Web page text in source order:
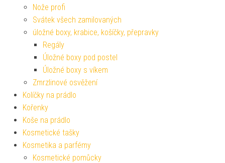
Nože profi
Svátek všech zamilovaných
úložné boxy, krabice, košíčky, přepravky
Regály
Úložné boxy pod postel
Úložné boxy s víkem
Zmrzlinové osvěžení
Kolíčky na prádlo
Kořenky
Koše na prádlo
Kosmetické tašky
Kosmetika a parfémy
Kosmetické pomůcky